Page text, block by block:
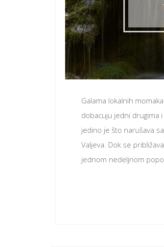
Galama lokalnih
dobacuju jedni drugima
jedino je što narušava
Valjeva. Dok se
jednom nedeljnom